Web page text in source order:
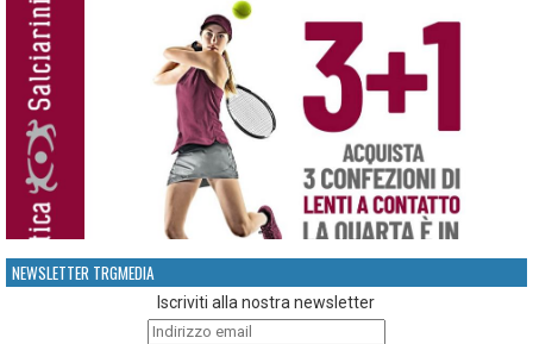
NEWSLETTER TRGMEDIA
Iscriviti alla nostra newsletter